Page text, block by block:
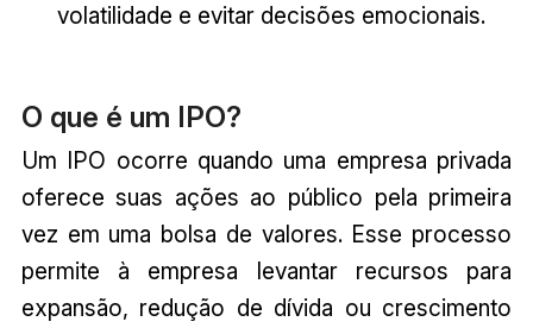
volatilidade e evitar decisões emocionais.
O que é um IPO?
Um IPO ocorre quando uma empresa privada
oferece suas ações ao público pela primeira
vez em uma bolsa de valores. Esse processo
permite à empresa levantar recursos para
expansão, redução de dívida ou crescimento